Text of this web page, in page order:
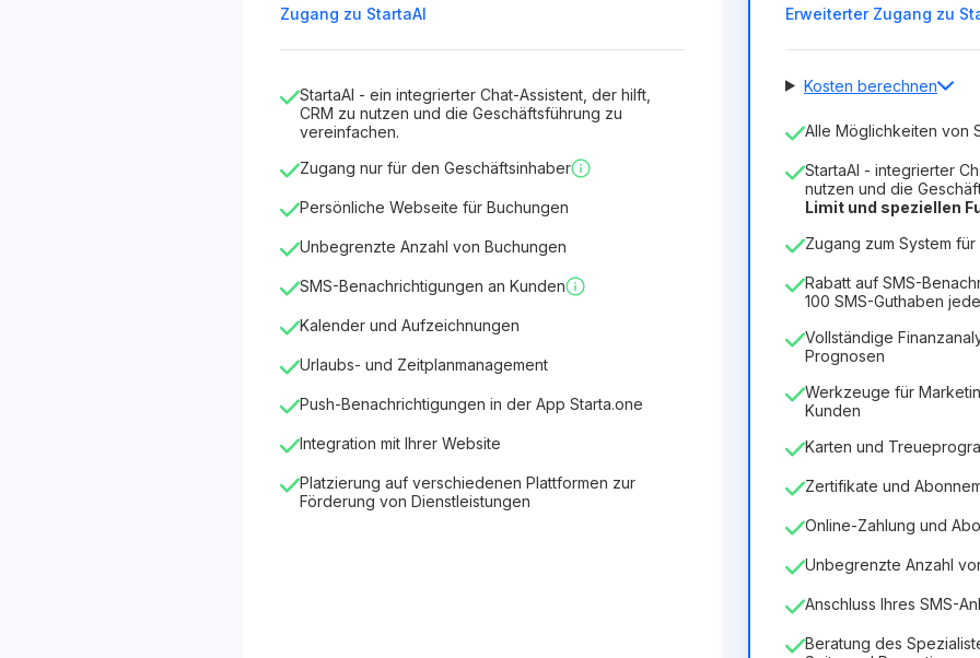
Zugang zu StartaAI
StartaAI - ein integrierter Chat-Assistent, der hilft,
CRM zu nutzen und die Geschäftsführung zu
vereinfachen.
Zugang nur für den Geschäftsinhaber
Persönliche Webseite für Buchungen
Unbegrenzte Anzahl von Buchungen
SMS-Benachrichtigungen an Kunden
Kalender und Aufzeichnungen
Urlaubs- und Zeitplanmanagement
Push-Benachrichtigungen in der App Starta.one
Integration mit Ihrer Website
Platzierung auf verschiedenen Plattformen zur
Förderung von Dienstleistungen
Erweiterter Zugang zu
Kosten berechnen
Anzahl der Mitarbeiter
Dauer der Lizenz
12 Months(Rabatt -25%)
8.99€6.29€ Monat
75.52€ für 12 Months
Alle Möglichkeiten von
StartaAI - integrierter
nutzen und die
Limit und speziellen
Zugang zum System
Rabatt auf SMS-
100 SMS-Guthaben
Vollständige
Prognosen
Werkzeuge für
Kunden
Karten und
Zertifikate und
Online-Zahlung und
Unbegrenzte Anzahl
Anschluss Ihres SMS-
Beratung des